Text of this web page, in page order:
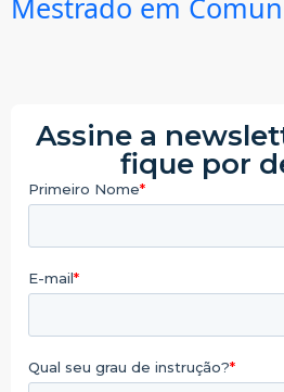
Mestrado em
Assine a
fique por